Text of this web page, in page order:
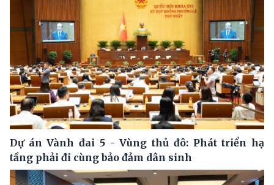
Dự án Vành đai 5 - Vùng thủ đô: Phát triển hạ
tầng phải đi cùng bảo đảm dân sinh